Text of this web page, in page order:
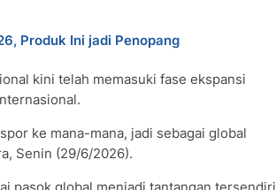
Produk Ini jadi Penopang
kini telah memasuki fase ekspansi
ke mana-mana, jadi sebagai global
Senin (29/6/2026).